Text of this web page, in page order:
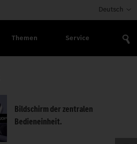
Deutsch
Themen Service
Bildschirm der zentralen
Bedieneinheit.